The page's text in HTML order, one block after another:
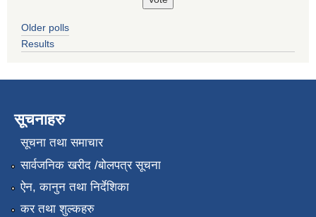
Older polls
Results
सूचनाहरु
सूचना तथा समाचार
सार्वजनिक खरीद /बोलपत्र सूचना
ऐन, कानुन तथा निर्देशिका
कर तथा शुल्कहरु